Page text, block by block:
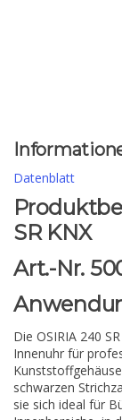
Datenblatt
SR KNX
Art.-Nr.
Die OSIRIA 240
Innenuhr für
schwarzen
sie sich ideal für